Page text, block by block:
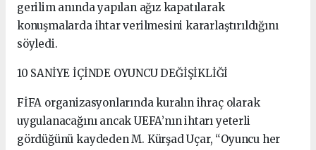
gerilim anında yapılan ağız kapatılarak
konuşmalarda ihtar verilmesini kararlaştırıldığını
söyledi.
10 SANİYE İÇİNDE OYUNCU DEĞİŞİKLİĞİ
FİFA organizasyonlarında kuralın ihraç olarak
uygulanacağını ancak UEFA’nın ihtarı yeterli
gördüğünü kaydeden M. Kürşad Uçar, “Oyuncu her